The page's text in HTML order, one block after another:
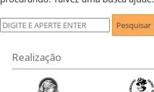
Pesquisar
por:
Realização